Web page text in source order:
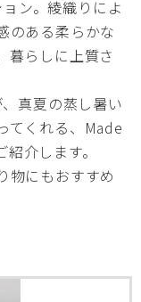
ン。綾織りによ
のある柔らかな
暮らしに上質さ
真夏の蒸し暑い
てくれる、Made
介します。
物にもおすすめ